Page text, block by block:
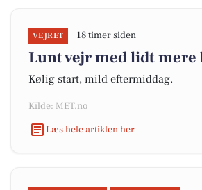
VEJRET 18 timer siden
Lunt vejr med lidt mere
Kølig start, mild eftermiddag.
Kilde: MET.no
Læs hele artiklen her